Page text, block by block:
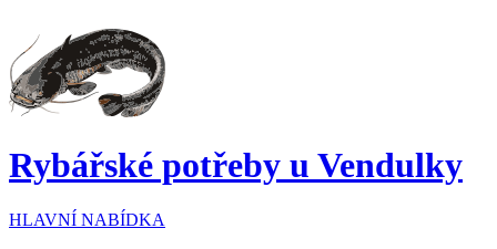
Rybářské potřeby u Vendulky
HLAVNÍ NABÍDKA